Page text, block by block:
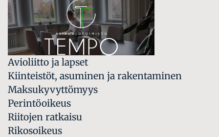
Avioliitto ja lapset
Kiinteistöt, asuminen ja rakentaminen
Maksukyvyttömyys
Perintöoikeus
Riitojen ratkaisu
Rikosoikeus